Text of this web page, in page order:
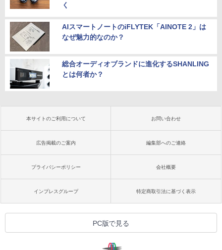
く
AIスマートノートのiFLYTEK「AINOTE 2」は
なぜ魅力的なのか？
総合オーディオブランドに進化するSHANLING
とは何者か？
本サイトのご利用について お問い合わせ
広告掲載のご案内 編集部へのご連絡
プライバシーポリシー 会社概要
インプレスグループ 特定商取引法に基づく表示
PC版で見る